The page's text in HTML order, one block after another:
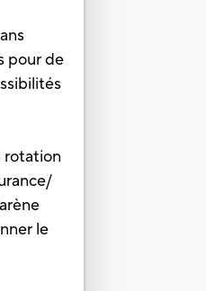
pour de
rotation
le